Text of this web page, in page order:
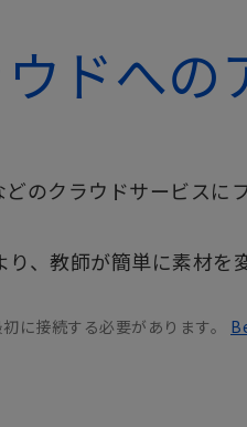
ドへの
のクラウドサービスに
、教師が簡単に素材
に接続する必要があります。